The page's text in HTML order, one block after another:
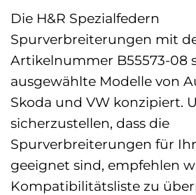
Die H&R Spezialfedern
Spurverbreiterungen mit
Artikelnummer B55573-08
ausgewählte Modelle von
Skoda und VW konzipiert.
sicherzustellen, dass die
Spurverbreiterungen für
geeignet sind, empfehlen
Kompatibilitätsliste zu